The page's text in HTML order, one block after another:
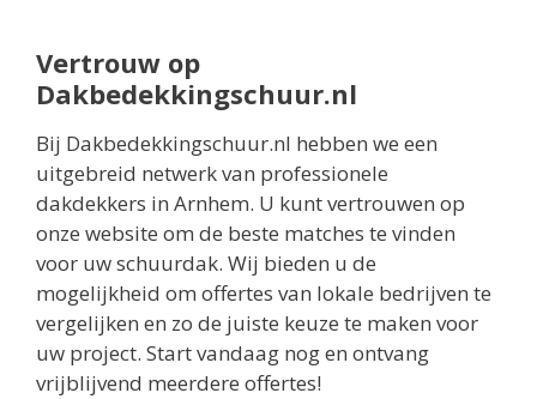
Vertrouw op
Dakbedekkingschuur.nl
Bij Dakbedekkingschuur.nl hebben we een
uitgebreid netwerk van professionele
dakdekkers in Arnhem. U kunt vertrouwen op
onze website om de beste matches te vinden
voor uw schuurdak. Wij bieden u de
mogelijkheid om offertes van lokale bedrijven te
vergelijken en zo de juiste keuze te maken voor
uw project. Start vandaag nog en ontvang
vrijblijvend meerdere offertes!